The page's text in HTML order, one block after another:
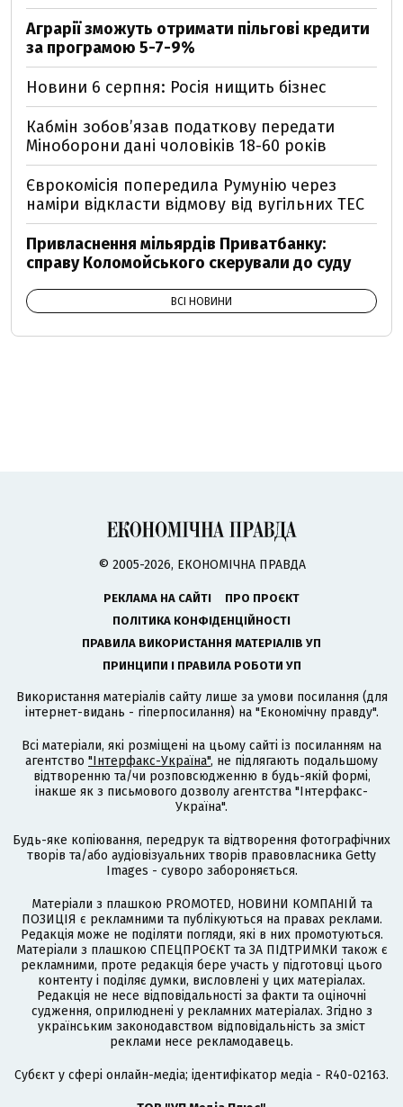
Аграрії зможуть отримати пільгові кредити
за програмою 5-7-9%
Новини 6 серпня: Росія нищить бізнес
Кабмін зобовʼязав податкову передати
Міноборони дані чоловіків 18-60 років
Єврокомісія попередила Румунію через
наміри відкласти відмову від вугільних ТЕС
Привласнення мільярдів Приватбанку:
справу Коломойського скерували до суду
ВСІ НОВИНИ
© 2005-2026, ЕКОНОМІЧНА ПРАВДА
РЕКЛАМА НА САЙТІ
ПРО ПРОЄКТ
ПОЛІТИКА КОНФІДЕНЦІЙНОСТІ
ПРАВИЛА ВИКОРИСТАННЯ МАТЕРІАЛІВ УП
ПРИНЦИПИ І ПРАВИЛА РОБОТИ УП
Використання матеріалів сайту лише за умови посилання (для
інтернет-видань - гіперпосилання) на "Економічну правду".
Всі матеріали, які розміщені на цьому сайті із посиланням на
агентство "Інтерфакс-Україна", не підлягають подальшому
відтворенню та/чи розповсюдженню в будь-якій формі,
інакше як з письмового дозволу агентства "Інтерфакс-
Україна".
Будь-яке копіювання, передрук та відтворення фотографічних
творів та/або аудіовізуальних творів правовласника Getty
Images - суворо забороняється.
Матеріали з плашкою PROMOTED, НОВИНИ КОМПАНІЙ та
ПОЗИЦІЯ є рекламними та публікуються на правах реклами.
Редакція може не поділяти погляди, які в них промотуються.
Матеріали з плашкою СПЕЦПРОЄКТ та ЗА ПІДТРИМКИ також є
рекламними, проте редакція бере участь у підготовці цього
контенту і поділяє думки, висловлені у цих матеріалах.
Редакція не несе відповідальності за факти та оціночні
судження, оприлюднені у рекламних матеріалах. Згідно з
українським законодавством відповідальність за зміст
реклами несе рекламодавець.
Cубєкт у сфері онлайн-медіа; ідентифікатор медіа - R40-02163.